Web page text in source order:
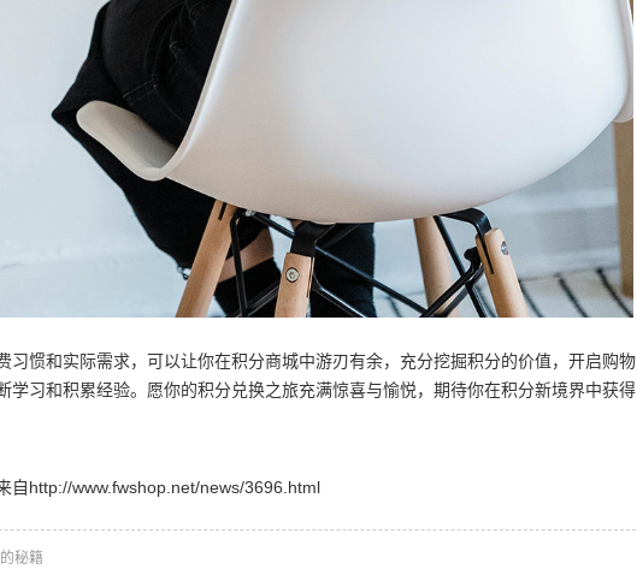
习惯和实际需求，可以让你在积分商城中游刃有余，充分挖掘积分的价值，开启购物
习和积累经验。愿你的积分兑换之旅充满惊喜与愉悦，期待你在积分新境界中获得
自http://www.fwshop.net/news/3696.html
秘籍